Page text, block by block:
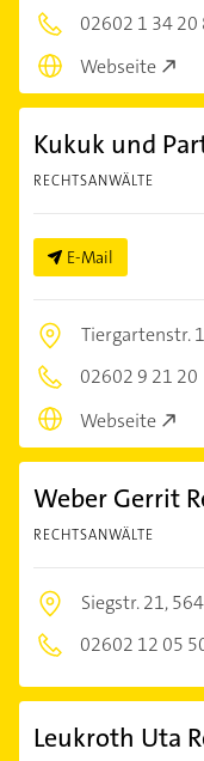
02602 1 34 20
Webseite
Kukuk und
RECHTSANWÄLTE
E-Mail
Tiergartenstr.
02602 9 21 20
Webseite
Weber Gerrit
RECHTSANWÄLTE
Siegstr. 21,
02602 12 05
Leukroth Uta